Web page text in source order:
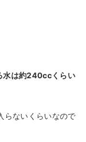
水は約240ccくらい
らないくらいなので